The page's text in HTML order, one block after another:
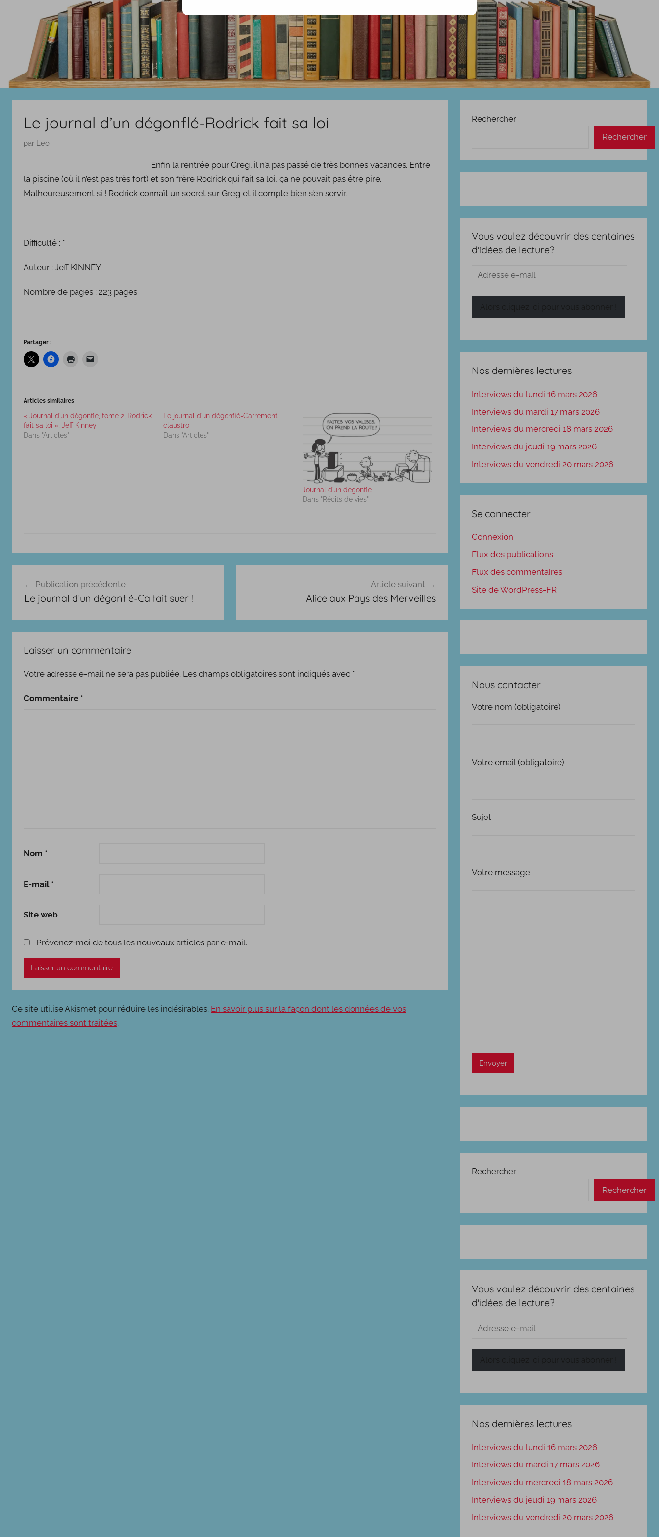
Le journal d’un dégonflé-Rodrick fait sa loi
P
l
i
3
é
r
2
0
par Leo
Enfin la rentrée pour Greg, il n’a pas passé de très bonnes vacances. Entre
la piscine (où il n’est pas très fort) et son frère Rodrick qui fait sa loi, ça ne pouvait pas être pire.
Malheureusement si ! Rodrick connaît un secret sur Greg et il compte bien s’en servir.
Difficulté : *
Auteur : Jeff KINNEY
Nombre de pages : 223 pages
Partager :
Articles similaires
« Journal d’un dégonflé, tome 2, Rodrick
fait sa loi », Jeff Kinney
Dans "Articles"
Le journal d’un dégonflé-Carrément
claustro
Dans "Articles"
Journal d’un dégonflé
Dans "Récits de vies"
s
R
c
de
l’article
Publication précédente
Le journal d’un dégonflé-Ca fait suer !
Article suivant
Alice aux Pays des Merveilles
Laisser un commentaire
Votre adresse e-mail ne sera pas publiée. Les champs obligatoires sont indiqués avec *
Commentaire *
Nom *
E-mail *
Site web
Prévenez-moi de tous les nouveaux articles par e-mail.
Ce site utilise Akismet pour réduire les indésirables. En savoir plus sur la façon dont les données de vos
commentaires sont traitées.
Rechercher
Rechercher
Vous voulez découvrir des centaines
d'idées de lecture?
Adresse
Nos dernières lectures
Interviews du lundi 16 mars 2026
Interviews du mardi 17 mars 2026
Interviews du mercredi 18 mars 2026
Interviews du jeudi 19 mars 2026
Interviews du vendredi 20 mars 2026
Se connecter
Connexion
Flux des publications
Flux des commentaires
Site de WordPress-FR
Nous contacter
Votre nom (obligatoire)
Votre email (obligatoire)
Sujet
Votre message
Rechercher
Rechercher
Vous voulez découvrir des centaines
d'idées de lecture?
Adresse
Nos dernières lectures
Interviews du lundi 16 mars 2026
Interviews du mardi 17 mars 2026
Interviews du mercredi 18 mars 2026
Interviews du jeudi 19 mars 2026
Interviews du vendredi 20 mars 2026